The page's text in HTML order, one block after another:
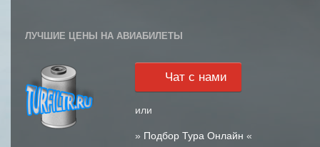
ЛУЧШИЕ ЦЕНЫ НА АВИАБИЛЕТЫ
Чат с нами
или
» Подбор Тура Онлайн «